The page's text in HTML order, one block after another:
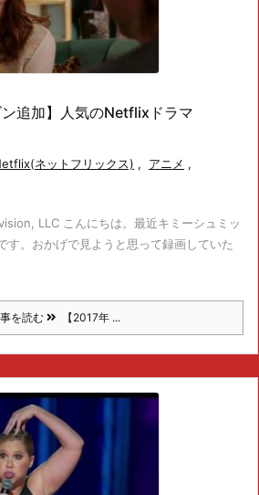
ン追加】人気のNetflixドラマ
ネットフリックス) , アニメ ,
LLC こんにちは。最近キミーシュミッ
す。おかげで見ようと思って録画していた
を読む 【2017年 ...